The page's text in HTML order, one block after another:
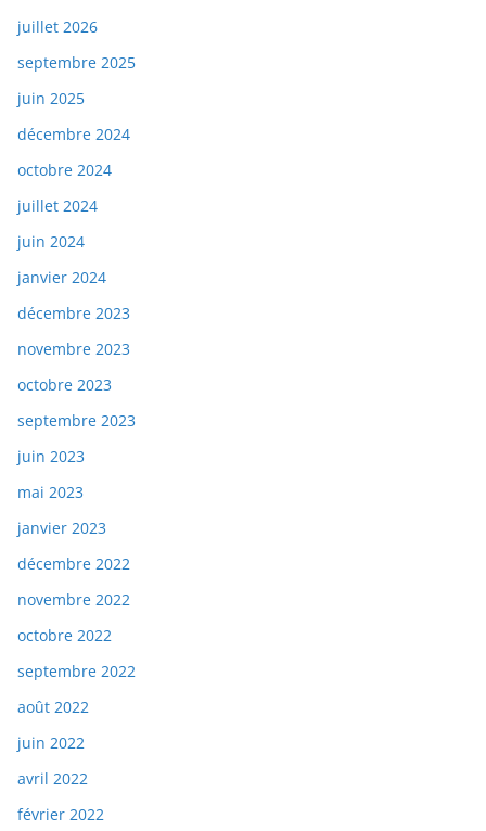
juillet 2026
septembre 2025
juin 2025
décembre 2024
octobre 2024
juillet 2024
juin 2024
janvier 2024
décembre 2023
novembre 2023
octobre 2023
septembre 2023
juin 2023
mai 2023
janvier 2023
décembre 2022
novembre 2022
octobre 2022
septembre 2022
août 2022
juin 2022
avril 2022
février 2022